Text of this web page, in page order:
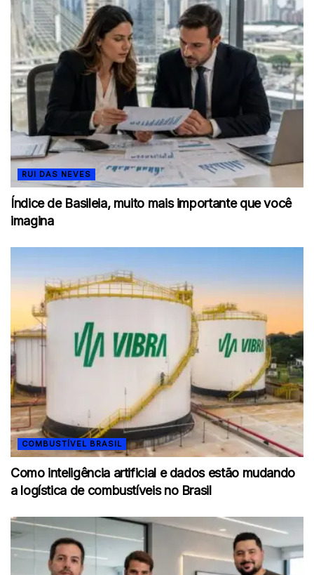
RUI DAS NEVES
Índice de Basileia, muito mais importante que você
imagina
COMBUSTÍVEL BRASIL
Como inteligência artificial e dados estão mudando
a logística de combustíveis no Brasil